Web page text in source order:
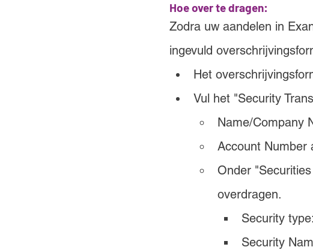
Hoe over te dragen:
Zodra uw aandelen in
ingevuld
Het
Vul het "Security
Name/Company
Account Number
Onder
overdragen.
Security
Security